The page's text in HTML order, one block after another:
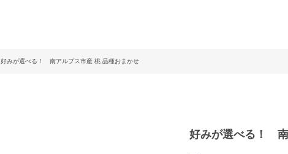
好みが選べる！ 南アルプス市産 桃 品種おまかせ
好みが選べる！ 南